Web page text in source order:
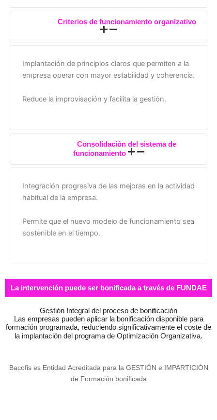
Criterios de funcionamiento organizativo
Implantación de principios claros que permiten a la
empresa operar con mayor estabilidad y coherencia.
Reduce la improvisación y facilita la gestión.
Consolidación del sistema de
funcionamiento
Integración progresiva de las mejoras en la actividad
habitual de la empresa.
Permite que el nuevo modelo de funcionamiento sea
sostenible en el tiempo.
La intervención puede ser bonificada a través de FUNDAE
Gestión Integral del proceso de bonificación
Las empresas pueden aplicar la bonificación disponible para
formación programada, reduciendo significativamente el coste de
la implantación del programa de Optimización Organizativa.
Bacofis es Entidad Acreditada para la GESTIÓN e IMPARTICIÓN
de Formación bonificada